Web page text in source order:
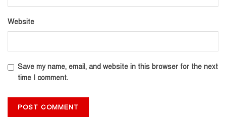
Website
Save my name, email, and website in this browser for the next
time I comment.